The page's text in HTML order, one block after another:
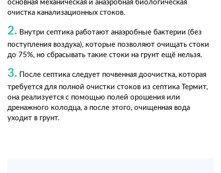
основная механическая и анаэробная биологическая
очистка канализационных стоков.
2. Внутри септика работают анаэробные бактерии (без
поступления воздуха), которые позволяют очищать стоки
до 75%, но сбрасывать такие стоки на грунт ещё нельзя.
3. После септика следует почвенная доочистка, которая
требуется для полной очистки стоков из септика Термит,
она реализуется с помощью полей орошения или
дренажного колодца, а после этого, очищенная вода
уходит в грунт.